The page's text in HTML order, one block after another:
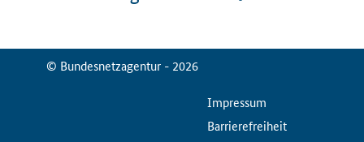
© Bundesnetzagentur - 2026
ServiceMenuImpressum
Barrierefreiheit